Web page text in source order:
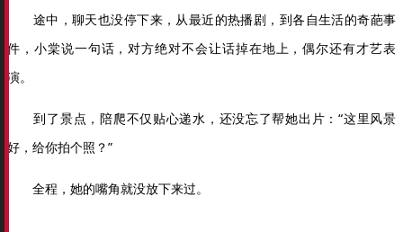
途中，聊天也没停下来，从最近的热播剧，到各自生活的奇葩事
件，小棠说一句话，对方绝对不会让话掉在地上，偶尔还有才艺表
演。
到了景点，陪爬不仅贴心递水，还没忘了帮她出片：“这里风景
好，给你拍个照？”
全程，她的嘴角就没放下来过。